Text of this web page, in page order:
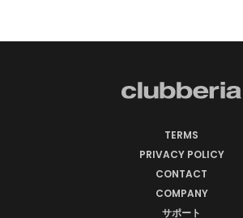
TERMS
PRIVACY POLICY
CONTACT
COMPANY
サポート